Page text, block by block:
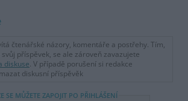
čtenářské názory, komentáře a postřehy. Tím,
příspěvek, se ale zároveň zavazujete
diskuse. V případě porušení si redakce
diskusní příspěvěk
SE MŮŽETE ZAPOJIT PO PŘIHLÁŠENÍ